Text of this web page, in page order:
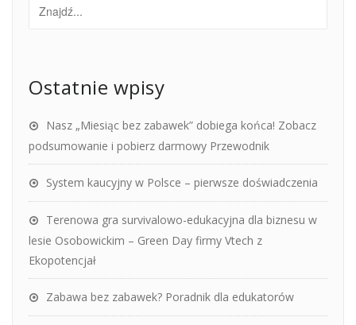
Ostatnie wpisy
Nasz „Miesiąc bez zabawek” dobiega końca! Zobacz
podsumowanie i pobierz darmowy Przewodnik
System kaucyjny w Polsce – pierwsze doświadczenia
Terenowa gra survivalowo-edukacyjna dla biznesu w
lesie Osobowickim – Green Day firmy Vtech z
Ekopotencjał
Zabawa bez zabawek? Poradnik dla edukatorów